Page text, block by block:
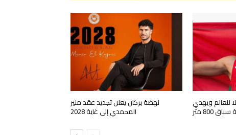
للعالم ويهدي
800 متر
نهضة بركان يعلن تجديد عقد منير
المحمدي إلى غاية 2028